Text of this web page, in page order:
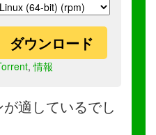
ダウンロード
,情報
適しているでし